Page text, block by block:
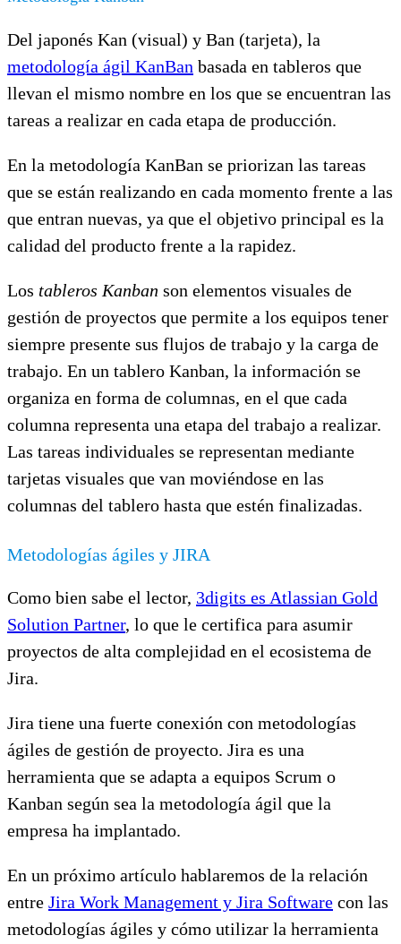
Del japonés Kan (visual) y Ban (tarjeta), la
metodología ágil KanBan basada en tableros que
llevan el mismo nombre en los que se encuentran las
tareas a realizar en cada etapa de producción.
En la metodología KanBan se priorizan las tareas
que se están realizando en cada momento frente a las
que entran nuevas, ya que el objetivo principal es la
calidad del producto frente a la rapidez.
Los tableros Kanban son elementos visuales de
gestión de proyectos que permite a los equipos tener
siempre presente sus flujos de trabajo y la carga de
trabajo. En un tablero Kanban, la información se
organiza en forma de columnas, en el que cada
columna representa una etapa del trabajo a realizar.
Las tareas individuales se representan mediante
tarjetas visuales que van moviéndose en las
columnas del tablero hasta que estén finalizadas.
Metodologías ágiles y JIRA
Como bien sabe el lector, 3digits es Atlassian Gold
Solution Partner, lo que le certifica para asumir
proyectos de alta complejidad en el ecosistema de
Jira.
Jira tiene una fuerte conexión con metodologías
ágiles de gestión de proyecto. Jira es una
herramienta que se adapta a equipos Scrum o
Kanban según sea la metodología ágil que la
empresa ha implantado.
En un próximo artículo hablaremos de la relación
entre Jira Work Management y Jira Software con las
metodologías ágiles y cómo utilizar la herramienta